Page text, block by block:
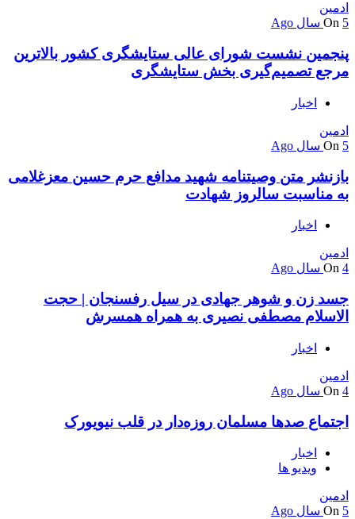
ادمین
On 5 سال Ago
پنجمین نشست شورای عالی ستایشگری کشور بالاترین
مرجع تصمیم‌گیری بخش ستایشگری
اخبار
ادمین
On 5 سال Ago
بازنشر متن وصیتنامه شهید مدافع حرم حسین معزغلامی
به مناسبت سالروز شهادت
اخبار
ادمین
On 4 سال Ago
جسد زن و شوهر جهادی در سیل رفسنجان | حجت
الاسلام مصطفی نصیری به همراه همسرش
اخبار
ادمین
On 4 سال Ago
اجتماع صدها مسلمان روزه‌دار در قلب نیویورک
اخبار
ویدیو ها
ادمین
On 5 سال Ago